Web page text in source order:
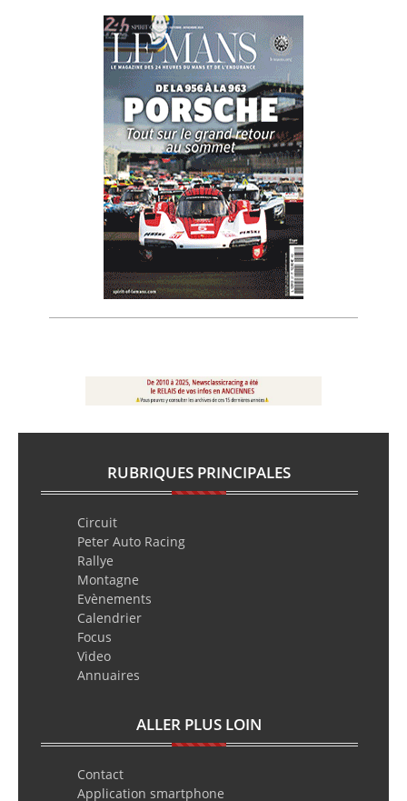
RUBRIQUES PRINCIPALES
Circuit
Peter Auto Racing
Rallye
Montagne
Evènements
Calendrier
Focus
Video
Annuaires
ALLER PLUS LOIN
Contact
Application smartphone